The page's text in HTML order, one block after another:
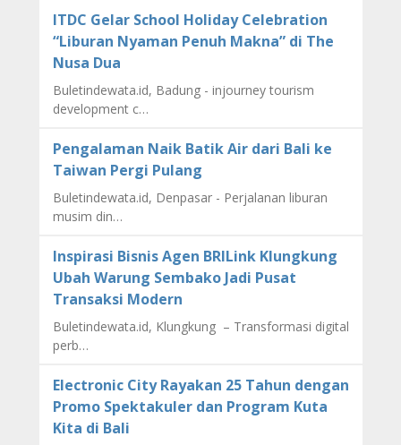
ITDC Gelar School Holiday Celebration
“Liburan Nyaman Penuh Makna” di The
Nusa Dua
Buletindewata.id, Badung - injourney tourism
development c…
Pengalaman Naik Batik Air dari Bali ke
Taiwan Pergi Pulang
Buletindewata.id, Denpasar - Perjalanan liburan
musim din…
Inspirasi Bisnis Agen BRILink Klungkung
Ubah Warung Sembako Jadi Pusat
Transaksi Modern
Buletindewata.id, Klungkung – Transformasi digital
perb…
Electronic City Rayakan 25 Tahun dengan
Promo Spektakuler dan Program Kuta
Kita di Bali